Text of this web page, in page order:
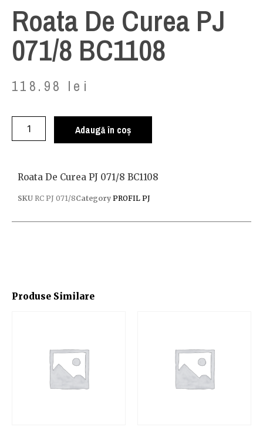
Roata De Curea PJ
071/8 BC1108
118.98 lei
Adaugă în coș
Produse Similare
Roata De Curea PJ 071/8 BC1108
SKU RC PJ 071/8Category PROFIL PJ